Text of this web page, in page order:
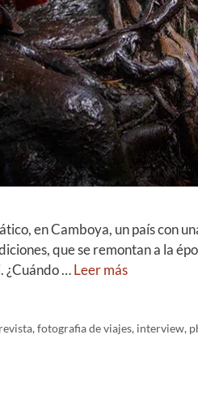
en Camboya, un país con
que se remontan a la
¿Cuándo …Leer más
,fotografia de viajes, interview,